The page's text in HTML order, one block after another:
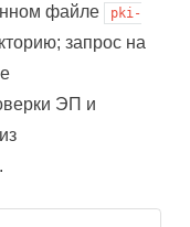
файле
pki-
запрос на
ЭП и